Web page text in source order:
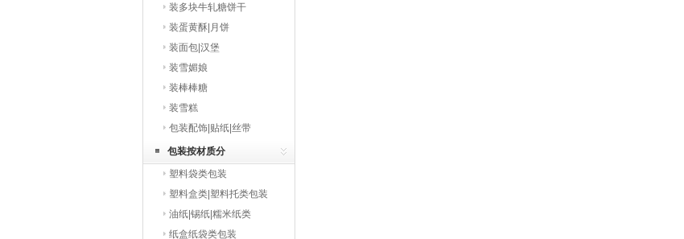
装多块牛轧糖饼干
装蛋黄酥|月饼
装面包|汉堡
装雪媚娘
装棒棒糖
装雪糕
包装配饰|贴纸|丝带
包装按材质分
塑料袋类包装
塑料盒类|塑料托类包装
油纸|锡纸|糯米纸类
纸盒纸袋类包装